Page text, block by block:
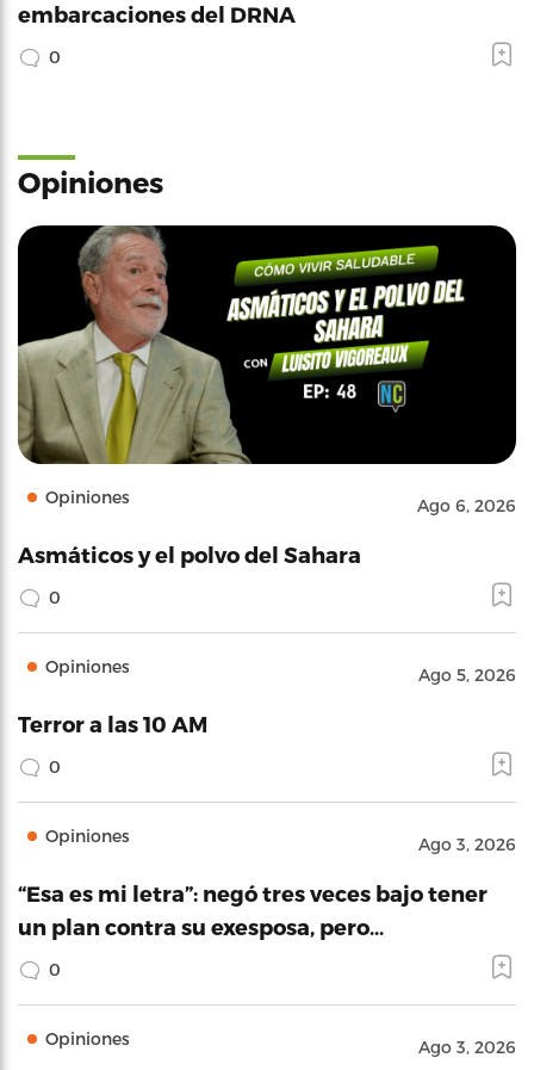
embarcaciones del DRNA
0
Opiniones
Opiniones Ago 6, 2026
Asmáticos y el polvo del Sahara
0
Opiniones Ago 5, 2026
Terror a las 10 AM
0
Opiniones Ago 3, 2026
“Esa es mi letra”: negó tres veces bajo tener
un plan contra su exesposa, pero…
0
Opiniones Ago 3, 2026